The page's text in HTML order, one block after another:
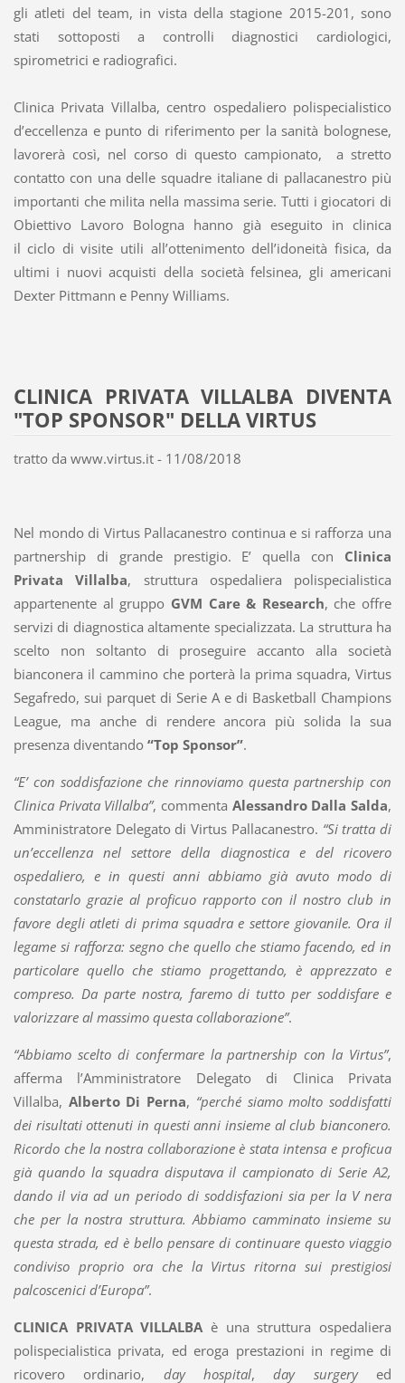
gli atleti del team, in vista della stagione 2015-201, sono
stati sottoposti a controlli diagnostici cardiologici,
spirometrici e radiografici.
Clinica Privata Villalba, centro ospedaliero polispecialistico
d’eccellenza e punto di riferimento per la sanità bolognese,
lavorerà così, nel corso di questo campionato, a stretto
contatto con una delle squadre italiane di pallacanestro più
importanti che milita nella massima serie. Tutti i giocatori di
Obiettivo Lavoro Bologna hanno già eseguito in clinica
il ciclo di visite utili all’ottenimento dell’idoneità fisica, da
ultimi i nuovi acquisti della società felsinea, gli americani
Dexter Pittmann e Penny Williams.
CLINICA PRIVATA VILLALBA DIVENTA
"TOP SPONSOR" DELLA VIRTUS
tratto da www.virtus.it - 11/08/2018
Nel mondo di Virtus Pallacanestro continua e si rafforza una
partnership di grande prestigio. E’ quella con Clinica
Privata Villalba, struttura ospedaliera polispecialistica
appartenente al gruppo GVM Care & Research, che offre
servizi di diagnostica altamente specializzata. La struttura ha
scelto non soltanto di proseguire accanto alla società
bianconera il cammino che porterà la prima squadra, Virtus
Segafredo, sui parquet di Serie A e di Basketball Champions
League, ma anche di rendere ancora più solida la sua
presenza diventando “Top Sponsor”.
“E’ con soddisfazione che rinnoviamo questa partnership con
Clinica Privata Villalba”, commenta Alessandro Dalla Salda,
Amministratore Delegato di Virtus Pallacanestro. “Si tratta di
un’eccellenza nel settore della diagnostica e del ricovero
ospedaliero, e in questi anni abbiamo già avuto modo di
constatarlo grazie al proficuo rapporto con il nostro club in
favore degli atleti di prima squadra e settore giovanile. Ora il
legame si rafforza: segno che quello che stiamo facendo, ed in
particolare quello che stiamo progettando, è apprezzato e
compreso. Da parte nostra, faremo di tutto per soddisfare e
valorizzare al massimo questa collaborazione”.
“Abbiamo scelto di confermare la partnership con la Virtus”,
afferma l’Amministratore Delegato di Clinica Privata
Villalba, Alberto Di Perna, “perché siamo molto soddisfatti
dei risultati ottenuti in questi anni insieme al club bianconero.
Ricordo che la nostra collaborazione è stata intensa e proficua
già quando la squadra disputava il campionato di Serie A2,
dando il via ad un periodo di soddisfazioni sia per la V nera
che per la nostra struttura. Abbiamo camminato insieme su
questa strada, ed è bello pensare di continuare questo viaggio
condiviso proprio ora che la Virtus ritorna sui prestigiosi
palcoscenici d’Europa”.
CLINICA PRIVATA VILLALBAè una struttura ospedaliera
polispecialistica privata, ed eroga prestazioni in regime di
ricovero ordinario, day hospital,day surgeryed